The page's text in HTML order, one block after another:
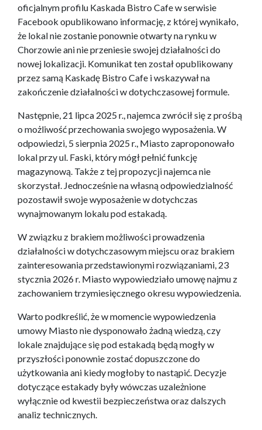
oficjalnym profilu Kaskada Bistro Cafe w serwisie
Facebook opublikowano informację, z której wynikało,
że lokal nie zostanie ponownie otwarty na rynku w
Chorzowie ani nie przeniesie swojej działalności do
nowej lokalizacji. Komunikat ten został opublikowany
przez samą Kaskadę Bistro Cafe i wskazywał na
zakończenie działalności w dotychczasowej formule.
Następnie, 21 lipca 2025 r., najemca zwrócił się z prośbą
o możliwość przechowania swojego wyposażenia. W
odpowiedzi, 5 sierpnia 2025 r., Miasto zaproponowało
lokal przy ul. Faski, który mógł pełnić funkcję
magazynową. Także z tej propozycji najemca nie
skorzystał. Jednocześnie na własną odpowiedzialność
pozostawił swoje wyposażenie w dotychczas
wynajmowanym lokalu pod estakadą.
W związku z brakiem możliwości prowadzenia
działalności w dotychczasowym miejscu oraz brakiem
zainteresowania przedstawionymi rozwiązaniami, 23
stycznia 2026 r. Miasto wypowiedziało umowę najmu z
zachowaniem trzymiesięcznego okresu wypowiedzenia.
Warto podkreślić, że w momencie wypowiedzenia
umowy Miasto nie dysponowało żadną wiedzą, czy
lokale znajdujące się pod estakadą będą mogły w
przyszłości ponownie zostać dopuszczone do
użytkowania ani kiedy mogłoby to nastąpić. Decyzje
dotyczące estakady były wówczas uzależnione
wyłącznie od kwestii bezpieczeństwa oraz dalszych
analiz technicznych.